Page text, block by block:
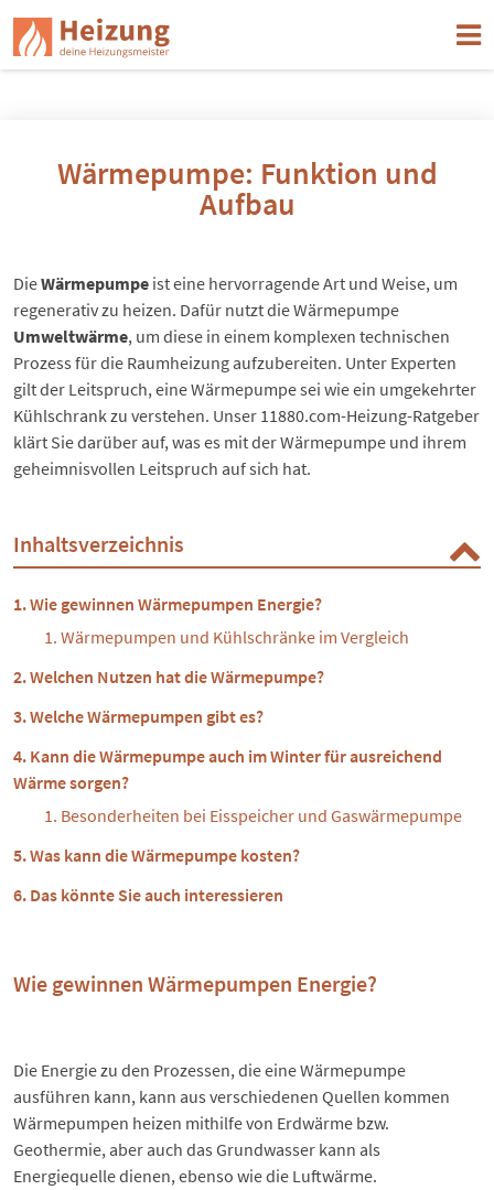
Wärmepumpe: Funktion und
Aufbau
DieWärmepumpe ist eine hervorragende Art und Weise, um
regenerativ zu heizen. Dafür nutzt die Wärmepumpe
Umweltwärme, um diese in einem komplexen technischen
Prozess für die Raumheizung aufzubereiten. Unter Experten
gilt der Leitspruch, eine Wärmepumpe sei wie ein umgekehrter
Kühlschrank zu verstehen. Unser 11880.com-Heizung-Ratgeber
klärt Sie darüber auf, was es mit der Wärmepumpe und ihrem
geheimnisvollen Leitspruch auf sich hat.
Inhaltsverzeichnis
Wie gewinnen Wärmepumpen Energie?
Wärmepumpen und Kühlschränke im Vergleich
Welchen Nutzen hat die Wärmepumpe?
Welche Wärmepumpen gibt es?
Kann die Wärmepumpe auch im Winter für ausreichend
Wärme sorgen?
Besonderheiten bei Eisspeicher und Gaswärmepumpe
Was kann die Wärmepumpe kosten?
Das könnte Sie auch interessieren
Wie gewinnen Wärmepumpen Energie?
Die Energie zu den Prozessen, die eine Wärmepumpe
ausführen kann, kann aus verschiedenen Quellen kommen
Wärmepumpen heizen mithilfe von Erdwärme bzw.
Geothermie, aber auch das Grundwasser kann als
Energiequelle dienen, ebenso wie die Luftwärme.